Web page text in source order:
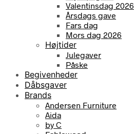
Valentinsdag 2026
Årsdags gave
Fars dag
Mors dag 2026
Højtider
Julegaver
Påske
Begivenheder
Dåbsgaver
Brands
Andersen Furniture
Aida
by C